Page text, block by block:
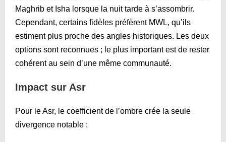
Maghrib et Isha lorsque la nuit tarde à s’assombrir.
Cependant, certains fidèles préfèrent MWL, qu’ils
estiment plus proche des angles historiques. Les deux
options sont reconnues ; le plus important est de rester
cohérent au sein d’une même communauté.
Impact sur Asr
Pour le Asr, le coefficient de l’ombre crée la seule
divergence notable :